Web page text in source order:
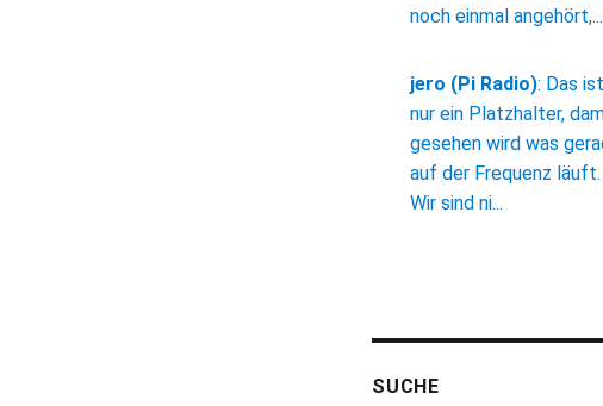
noch einmal angehört,...
jero (Pi Radio): Das ist
nur ein Platzhalter,
gesehen wird was
auf der Frequenz läuft.
Wir sind ni...
SUCHE